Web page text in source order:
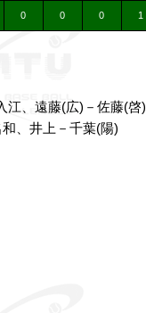
0 0 0 1
江、遠藤(広)－佐藤(啓)
、井上－千葉(陽)